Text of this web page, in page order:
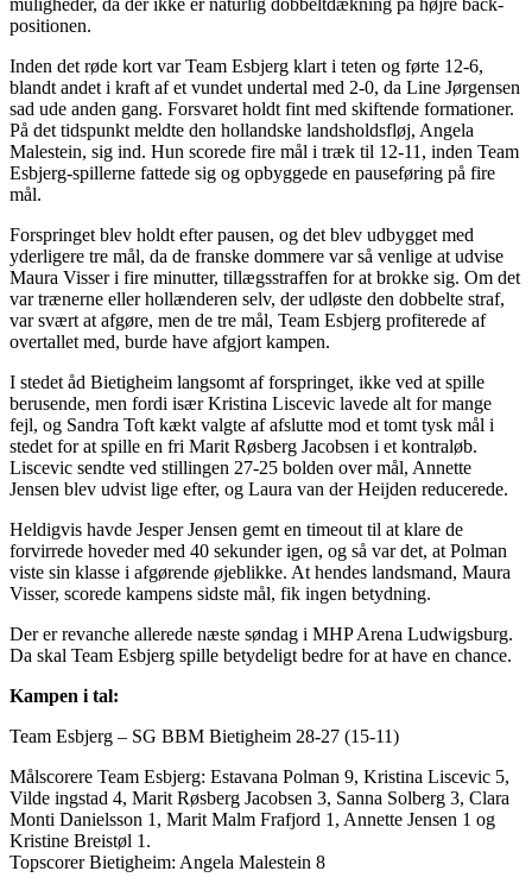
positionen.
Inden det røde kort var Team Esbjerg klart i teten og førte 12-6,
blandt andet i kraft af et vundet undertal med 2-0, da Line Jørgensen
sad ude anden gang. Forsvaret holdt fint med skiftende formationer.
På det tidspunkt meldte den hollandske landsholdsfløj, Angela
Malestein, sig ind. Hun scorede fire mål i træk til 12-11, inden Team
Esbjerg-spillerne fattede sig og opbyggede en pauseføring på fire
mål.
Forspringet blev holdt efter pausen, og det blev udbygget med
yderligere tre mål, da de franske dommere var så venlige at udvise
Maura Visser i fire minutter, tillægsstraffen for at brokke sig. Om det
var trænerne eller hollænderen selv, der udløste den dobbelte straf,
var svært at afgøre, men de tre mål, Team Esbjerg profiterede af
overtallet med, burde have afgjort kampen.
I stedet åd Bietigheim langsomt af forspringet, ikke ved at spille
berusende, men fordi især Kristina Liscevic lavede alt for mange
fejl, og Sandra Toft kækt valgte af afslutte mod et tomt tysk mål i
stedet for at spille en fri Marit Røsberg Jacobsen i et kontraløb.
Liscevic sendte ved stillingen 27-25 bolden over mål, Annette
Jensen blev udvist lige efter, og Laura van der Heijden reducerede.
Heldigvis havde Jesper Jensen gemt en timeout til at klare de
forvirrede hoveder med 40 sekunder igen, og så var det, at Polman
viste sin klasse i afgørende øjeblikke. At hendes landsmand, Maura
Visser, scorede kampens sidste mål, fik ingen betydning.
Der er revanche allerede næste søndag i MHP Arena Ludwigsburg.
Da skal Team Esbjerg spille betydeligt bedre for at have en chance.
Kampen i tal:
Team Esbjerg – SG BBM Bietigheim 28-27 (15-11)
Målscorere Team Esbjerg: Estavana Polman 9, Kristina Liscevic 5,
Vilde ingstad 4, Marit Røsberg Jacobsen 3, Sanna Solberg 3, Clara
Monti Danielsson 1, Marit Malm Frafjord 1, Annette Jensen 1 og
Kristine Breistøl 1.
Topscorer Bietigheim: Angela Malestein 8